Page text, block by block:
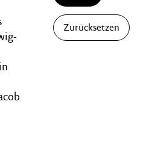
Zurücksetzen